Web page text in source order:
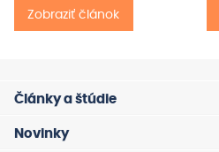
Zobraziť článok
Články a štúdie
Novinky